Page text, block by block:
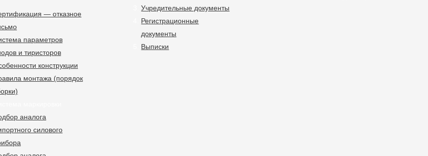
— отказное
параметров
и тиристоров
конструкции
монтажа (порядок
аналога
силового
Учредительные документы
Регистрационные
документы
Выписки